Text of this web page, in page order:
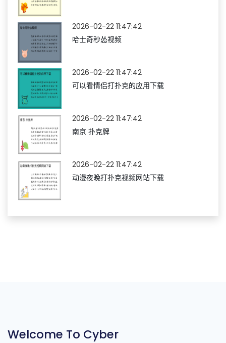
2026-02-22 11:47:42
哈士奇秒怂视频
2026-02-22 11:47:42
可以看情侣打扑克的应用下载
2026-02-22 11:47:42
南京 扑克牌
2026-02-22 11:47:42
动漫夜晚打扑克视频网站下载
Welcome To Cyber